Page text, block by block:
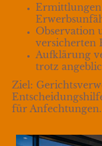
Observation
versicherten
Aufklärung
trotz
Ziel:
für Anfechtungen.